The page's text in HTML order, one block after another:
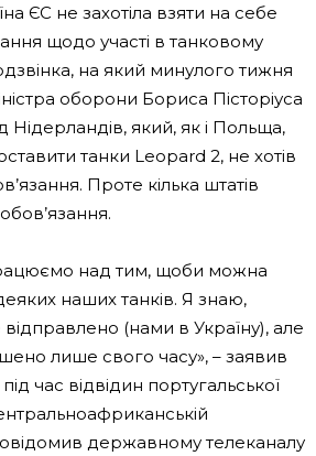
ЄС не захотіла взяти на себе
щодо участі в танковому
на який минулого тижня
оборони Бориса Пісторіуса
Нідерландів, який, як і Польща,
танки Leopard 2, не хотів
Проте кілька штатів
над тим, щоби можна
наших танків. Я знаю,
відправлено (нами в Україну), але
лише свого часу», – заявив
час відвідин португальської
державному телеканалу